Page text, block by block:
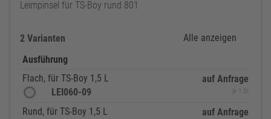
Leimpinsel für TS-Boy rund 801
2 Varianten
Alle anzeigen
Ausführung
Flach, für TS-Boy 1,5 L
LEI060-09
auf Anfrage
je 1 St
Rund, für TS-Boy 1,5 L
auf Anfrage